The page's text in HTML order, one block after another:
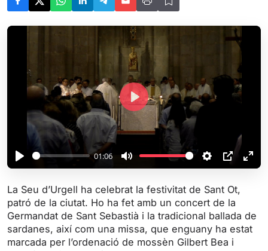
P
a
y
01:06
M
t
e
S
e
t
t
i
n
P
I
P
E
e
r
P
La Seu d’Urgell ha celebrat la festivitat de Sant Ot,
patró de la ciutat. Ho ha fet amb un concert de la
Germandat de Sant Sebastià i la tradicional ballada de
sardanes, així com una missa, que enguany ha estat
marcada per l’ordenació de mossèn Gilbert Bea i